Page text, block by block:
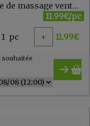
***Huile de massage ventre de bébé 50ml Weleda
11.99€/pc
1 pc + 11.99€